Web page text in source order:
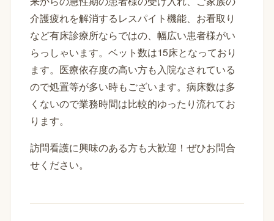
介護疲れを解消するレスパイト機能、お看取り
など有床診療所ならではの、幅広い患者様がい
らっしゃいます。ベット数は15床となっており
ます。医療依存度の高い方も入院なされている
ので処置等が多い時もございます。病床数は多
くないので業務時間は比較的ゆったり流れてお
ります。
訪問看護に興味のある方も大歓迎！ぜひお問合
せください。